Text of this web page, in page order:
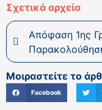
Σχετικά αρχεία
Απόφαση 1ης
Μοιραστείτε το
Facebook